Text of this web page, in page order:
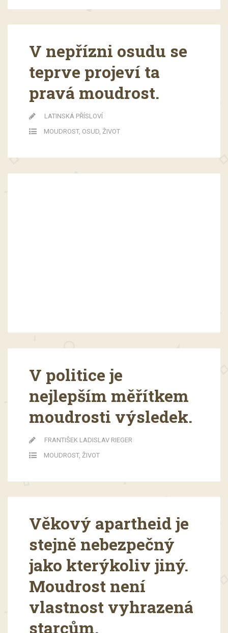
V nepřízni osudu se
teprve projeví ta
pravá moudrost.
LATINSKÁ PŘÍSLOVÍ
MOUDROST, OSUD, ŽIVOT
V politice je
nejlepším měřítkem
moudrosti výsledek.
FRANTIŠEK LADISLAV RIEGER
MOUDROST, ŽIVOT
Věkový apartheid je
stejně nebezpečný
jako kterýkoliv jiný.
Moudrost není
vlastnost vyhrazená
starcům.